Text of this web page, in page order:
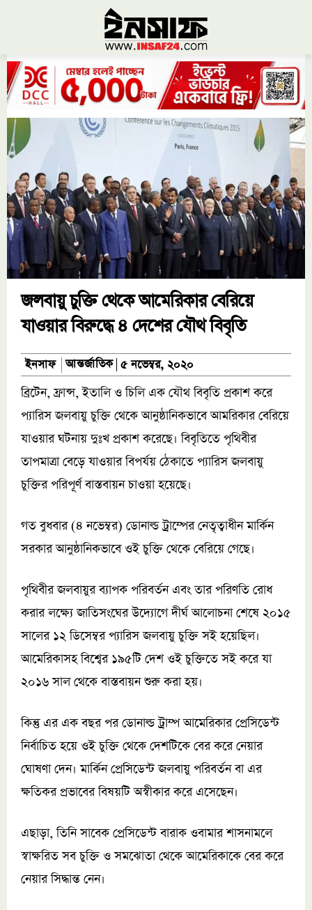
জলবায়ু চুক্তি থেকে আমেরিকার বেরিয়ে
যাওয়ার বিরুদ্ধে ৪ দেশের যৌথ বিবৃতি
ইনসাফ আন্তর্জাতিক ৫ নভেম্বর, ২০২০
ব্রিটেন, ফ্রান্স, ইতালি ও চিলি এক যৌথ বিবৃতি প্রকাশ করে
প্যারিস জলবায়ু চুক্তি থেকে আনুষ্ঠানিকভাবে আমরিকার বেরিয়ে
যাওয়ার ঘটনায় দুঃখ প্রকাশ করেছে। বিবৃতিতে পৃথিবীর
তাপমাত্রা বেড়ে যাওয়ার বিপর্যয় ঠেকাতে প্যারিস জলবায়ু
চুক্তির পরিপূর্ণ বাস্তবায়ন চাওয়া হয়েছে।
গত বুধবার (৪ নভেম্বর) ডোনাল্ড ট্রাম্পের নেতৃত্বাধীন মার্কিন
সরকার আনুষ্ঠানিকভাবে ওই চুক্তি থেকে বেরিয়ে গেছে।
পৃথিবীর জলবায়ুর ব্যাপক পরিবর্তন এবং তার পরিণতি রোধ
করার লক্ষ্যে জাতিসংঘের উদ্যোগে দীর্ঘ আলোচনা শেষে ২০১৫
সালের ১২ ডিসেম্বর প্যারিস জলবায়ু চুক্তি সই হয়েছিল।
আমেরিকাসহ বিশ্বের ১৯৫টি দেশ ওই চুক্তিতে সই করে যা
২০১৬ সাল থেকে বাস্তবায়ন শুরু করা হয়।
কিন্তু এর এক বছর পর ডোনাল্ড ট্রাম্প আমেরিকার প্রেসিডেন্ট
নির্বাচিত হয়ে ওই চুক্তি থেকে দেশটিকে বের করে নেয়ার
ঘোষণা দেন। মার্কিন প্রেসিডেন্ট জলবায়ু পরিবর্তন বা এর
ক্ষতিকর প্রভাবের বিষয়টি অস্বীকার করে এসেছেন।
এছাড়া, তিনি সাবেক প্রেসিডেন্ট বারাক ওবামার শাসনামলে
স্বাক্ষরিত সব চুক্তি ও সমঝোতা থেকে আমেরিকাকে বের করে
নেয়ার সিদ্ধান্ত নেন।